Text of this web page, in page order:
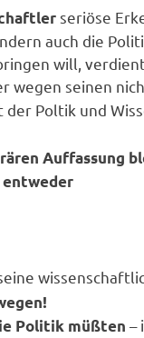
seriöse
auch die
will,
wegen seinen
der Poltik und
Auffassung
entweder
seine
Politik müßten –